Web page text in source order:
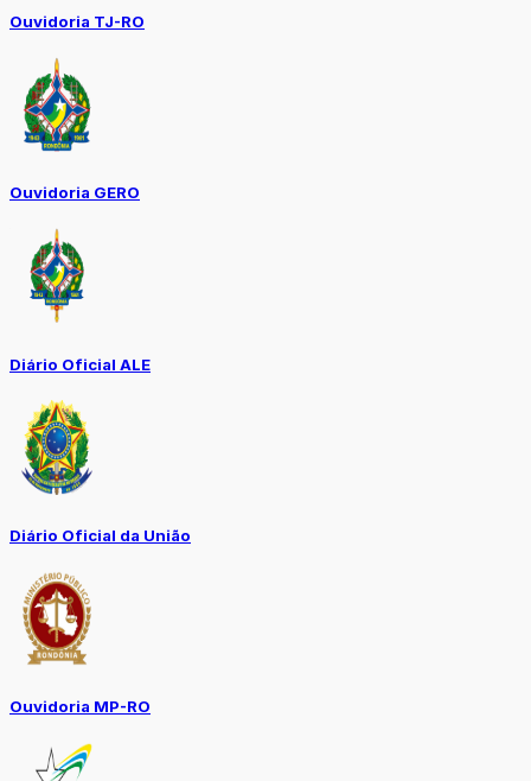
Ouvidoria TJ-RO
Ouvidoria GERO
Diário Oficial ALE
Diário Oficial da União
Ouvidoria MP-RO